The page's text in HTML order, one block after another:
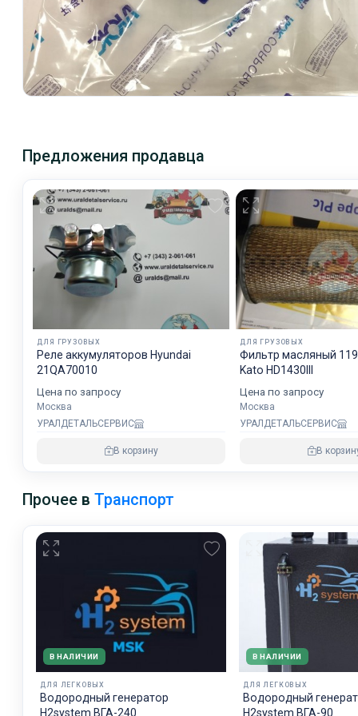
Предложения продавца
ДЛЯ ГРУЗОВЫХ
Реле аккумуляторов Hyundai
21QA70010
Цена по запросу
Москва
УРАЛДЕТАЛЬСЕРВИС
В корзину
ДЛЯ ГРУЗОВЫХ
Фильтр масляный
Kato HD1430III
Цена по запросу
Москва
УРАЛДЕТАЛЬСЕРВИС
В
Прочее вТранспорт
В НАЛИЧИИ
ДЛЯ ЛЕГКОВЫХ
Водородный генератор
H2system ВГА-240
В НАЛИЧИИ
ДЛЯ ЛЕГКОВЫХ
Водородный
H2system ВГА-90